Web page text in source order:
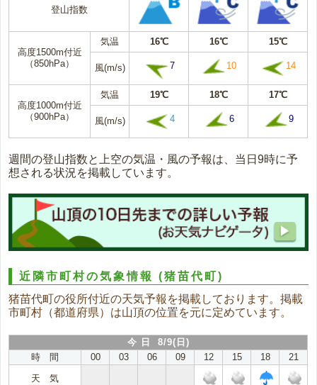
登山指数
高度1500m付近
（850hPa）
気温 16℃ 16℃ 15℃
風(m/s) 7 10 14
高度1000m付近
（900hPa）
気温 19℃ 18℃ 17℃
風(m/s) 4 6 9
週間の登山指数と上空の気温・風の予報は、当日9時に予
想される状況を掲載しています。
近隣市町村の気象情報(猪苗代町)
猪苗代町の役所付近の天気予報を掲載しております。掲載
市町村（都道府県）は山頂の位置を元に定めています。
今 日 8/9(日)
時 間
00 03 06 09 12 15 18
21
天 気